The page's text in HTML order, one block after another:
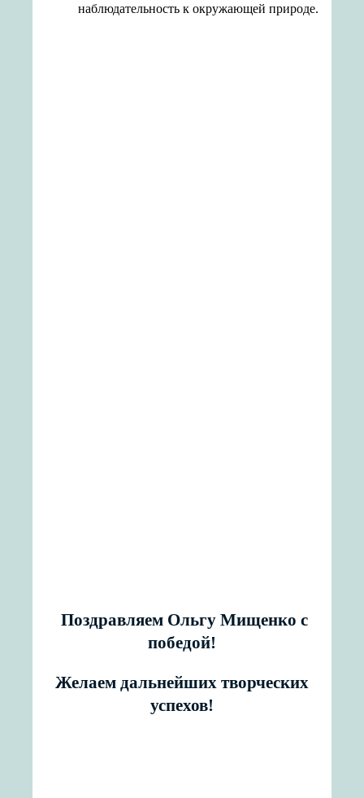
наблюдательность к окружающей природе.
Поздравляем Ольгу Мищенко с
победой!
Желаем дальнейших творческих
успехов!